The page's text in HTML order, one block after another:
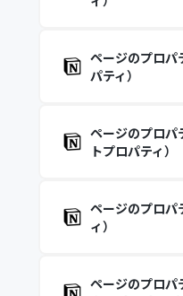
ページのプロパ
パティ）
ページのプロパ
トプロパティ）
ページのプロパ
ィ）
ページのプロパ